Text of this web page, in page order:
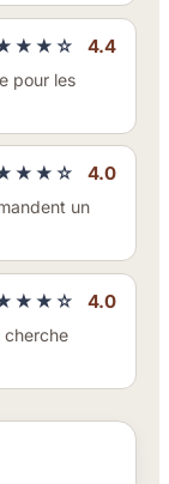
4.4
pour les
4.0
un
4.0
cherche